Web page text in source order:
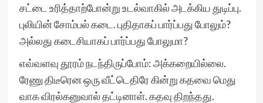
சட்டை உரித்தாற்போன்று உடல்வாகில் அடக்கிய துடிப்பு.
புலியின் சோம்பல் கடை. புதிதாகப் பார்ப்பது போலும்?
அல்லது கடைசியாகப் பார்ப்பது போலுமா?
எவ்வளவு தூரம் நடந்திருப்போம்: அக்கறையில்லை.
ரேணு திடீரென ஒரு வீட்டெதிரே கின்று கதவை மெது
வாக விரல்கனுவால் தட்டினாள். கதவு திறந்தது.